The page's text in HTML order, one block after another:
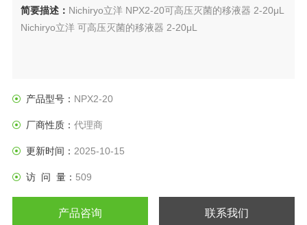
简要描述： Nichiryo立洋 NPX2-20可高压灭菌的移液器 2-20μL
Nichiryo立洋 可高压灭菌的移液器 2-20μL
产品型号： NPX2-20
厂商性质： 代理商
更新时间： 2025-10-15
访 问 量： 509
产品咨询 联系我们